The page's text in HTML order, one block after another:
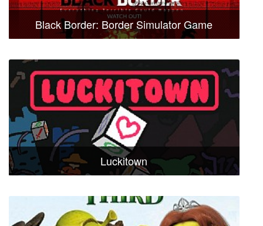
Black Border: Border Simulator Game
Luckitown